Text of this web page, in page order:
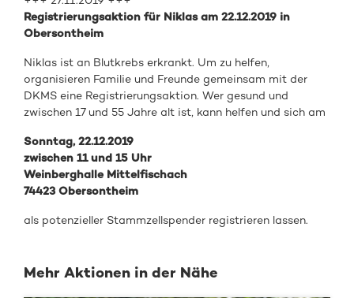
Registrierungsaktion für Niklas am 22.12.2019 in
Obersontheim
Niklas ist an Blutkrebs erkrankt. Um zu helfen,
organisieren Familie und Freunde gemeinsam mit der
DKMS eine Registrierungsaktion. Wer gesund und
zwischen 17 und 55 Jahre alt ist, kann helfen und sich am
Sonntag, 22.12.2019
zwischen 11 und 15 Uhr
Weinberghalle Mittelfischach
74423 Obersontheim
als potenzieller Stammzellspender registrieren lassen.
Mehr Aktionen in der Nähe